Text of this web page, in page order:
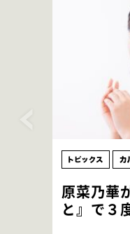
原菜乃華
と』で３
「お邪